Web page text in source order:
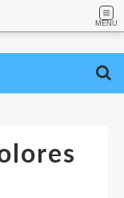
MENU